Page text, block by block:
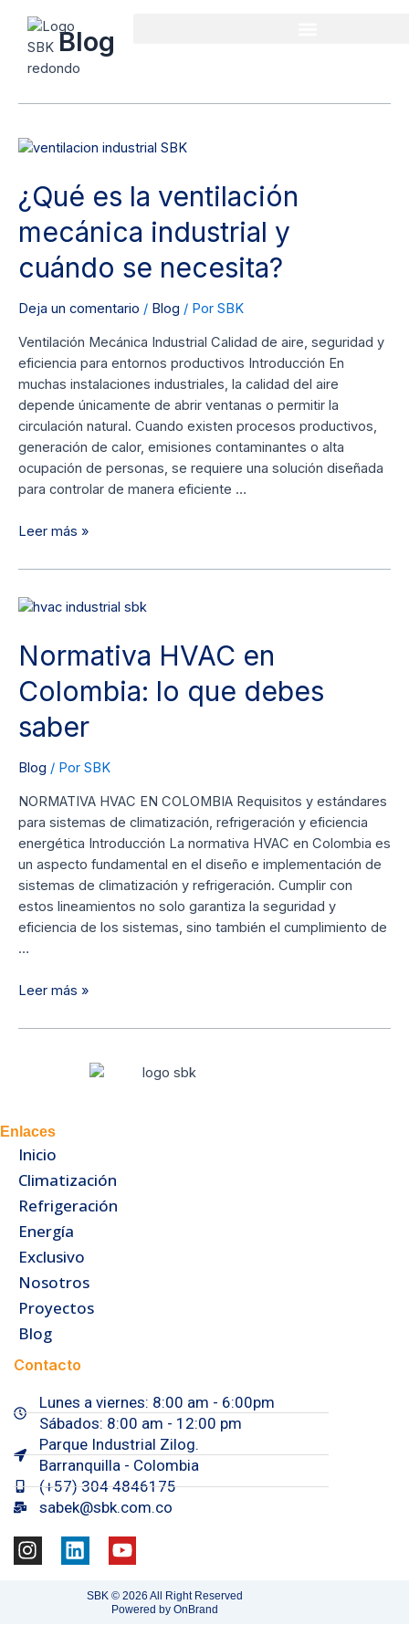
contenidoBlog
¿Qué es la ventilación
mecánica industrial y
cuándo se necesita?
Deja un comentario / Blog / Por SBK
Ventilación Mecánica Industrial Calidad de aire, seguridad y
eficiencia para entornos productivos Introducción En
muchas instalaciones industriales, la calidad del aire
depende únicamente de abrir ventanas o permitir la
circulación natural. Cuando existen procesos productivos,
generación de calor, emisiones contaminantes o alta
ocupación de personas, se requiere una solución diseñada
para controlar de manera eficiente …
¿Qué
la
ventilación
mecánica
industrial
y
se
necesita?
Leer más »
Normativa HVAC en
Colombia: lo que debes
saber
Blog / Por SBK
NORMATIVA HVAC EN COLOMBIA Requisitos y estándares
para sistemas de climatización, refrigeración y eficiencia
energética Introducción La normativa HVAC en Colombia es
un aspecto fundamental en el diseño e implementación de
sistemas de climatización y refrigeración. Cumplir con
estos lineamientos no solo garantiza la seguridad y
eficiencia de los sistemas, sino también el cumplimiento de
…
Normativa
en
Colombia:
lo
debes
Leer más »
Enlaces
Inicio
Climatización
Refrigeración
Energía
Exclusivo
Nosotros
Proyectos
Blog
Contacto
Lunes a viernes: 8:00 am - 6:00pm
Sábados: 8:00 am - 12:00 pm
Parque Industrial Zilog.
Barranquilla - Colombia
(+57) 304 4846175
sabek@sbk.com.co
I
n
L
i
Y
o
u
t
SBK © 2026 All Right Reserved
Powered by OnBrand